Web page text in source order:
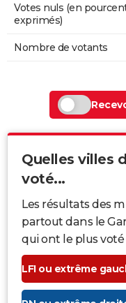
Votes nuls (en
exprimés)
Nombre de votants
Quelles villes
voté...
Les résultats des
partout dans le
qui ont le plus voté
LFI ou extrême